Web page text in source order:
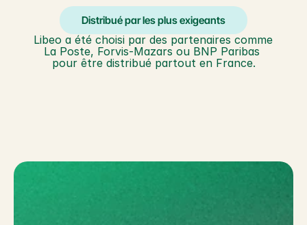
Distribué par les plus exigeants
Libeo a été choisi par des partenaires comme
La Poste, Forvis-Mazars ou BNP Paribas
pour être distribué partout en France.